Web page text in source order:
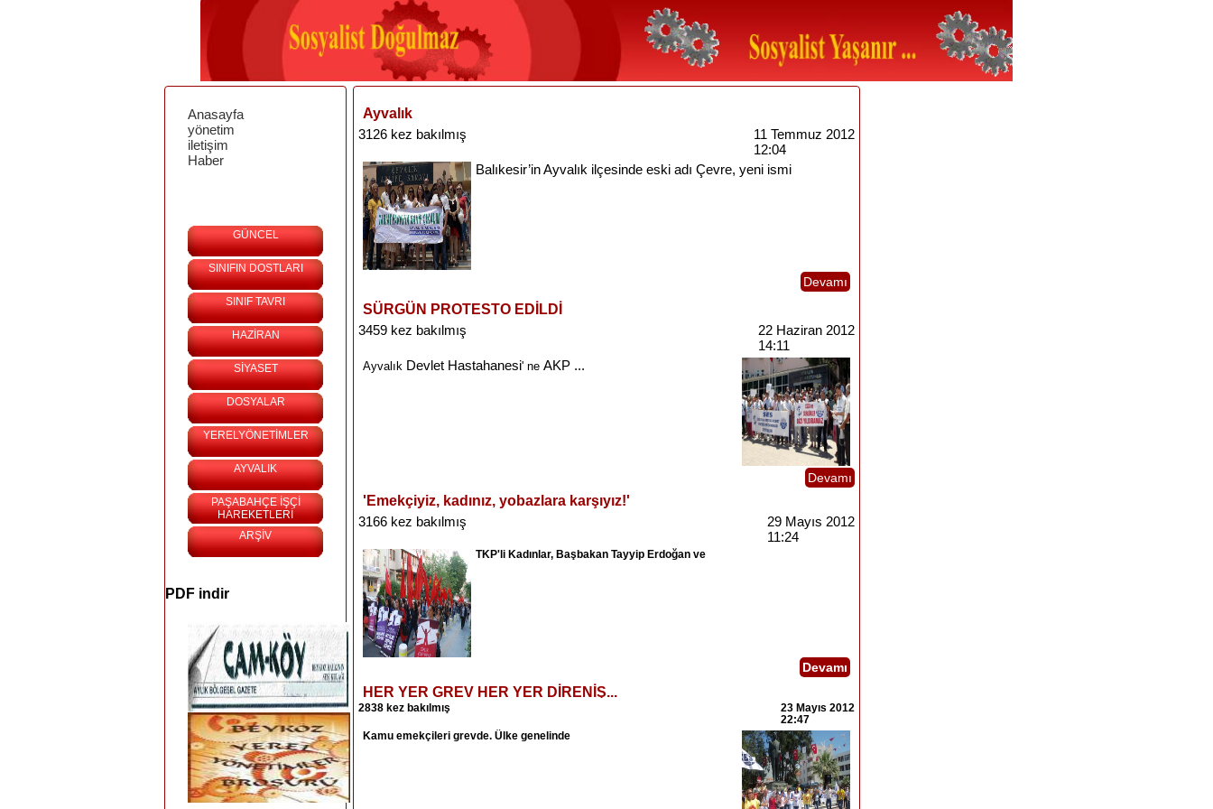
Anasayfa
yönetim
iletişim
Haber
GÜNCEL
SINIFIN DOSTLARI
SINIF TAVRI
HAZİRAN
SİYASET
DOSYALAR
YERELYÖNETİMLER
AYVALIK
PAŞABAHÇE İŞÇİ
HAREKETLERİ
ARŞİV
PDF indir
Ayvalık
3126 kez bakılmış
11 Temmuz 2012
12:04
Balıkesir’inAyvalık ilçesinde eski adı Çevre, yeni ismi
Devamı
SÜRGÜN PROTESTO EDİLDİ
3459 kez bakılmış
22 Haziran 2012
14:11
Ayvalık Devlet Hastahanesi' ne AKP ...
Devamı
'Emekçiyiz, kadınız, yobazlara karşıyız!'
3166 kez bakılmış
29 Mayıs 2012
11:24
TKP'li Kadınlar, Başbakan Tayyip Erdoğan ve
Devamı
HER YER GREV HER YER DİRENİŞ...
2838 kez bakılmış
23 Mayıs 2012
22:47
Kamu emekçileri grevde. Ülke genelinde